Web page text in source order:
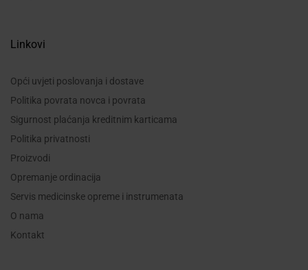
Linkovi
Opći uvjeti poslovanja i dostave
Politika povrata novca i povrata
Sigurnost plaćanja kreditnim karticama
Politika privatnosti
Proizvodi
Opremanje ordinacija
Servis medicinske opreme i instrumenata
O nama
Kontakt